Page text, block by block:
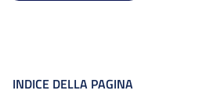
INDICE DELLA PAGINA